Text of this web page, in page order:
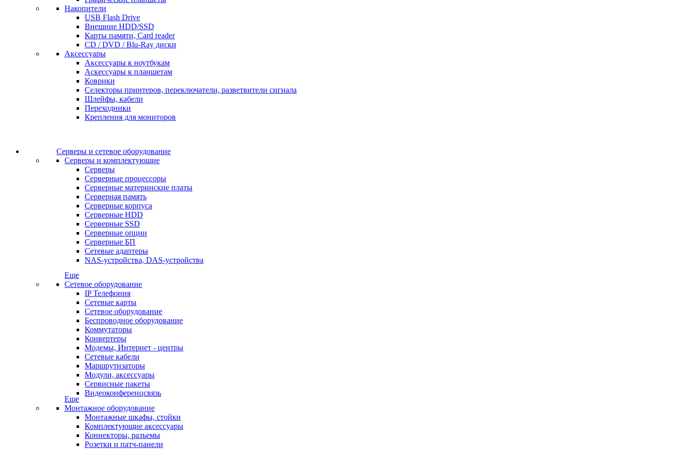
Накопители
USB Flash Drive
Внешние HDD/SSD
Карты памяти, Card reader
CD / DVD / Blu-Ray диски
Аксессуары
Аксессуары к ноутбукам
Аскессуары к планшетам
Коврики
Селекторы принтеров, переключатели, разветвители сигнала
Шлейфы, кабели
Переходники
Крепления для мониторов
Серверы и сетевое оборудование
Серверы и комплектующие
Серверы
Серверные процессоры
Серверные материнские платы
Серверная память
Серверные корпуса
Серверные HDD
Серверные SSD
Серверные опции
Серверные БП
Сетевые адаптеры
NAS-устройства, DAS-устройства
Еще
Сетевое оборудование
IP Телефония
Сетевые карты
Сетевое оборудование
Беспроводное оборудование
Коммутаторы
Конвертеры
Модемы, Интернет - центры
Сетевые кабели
Маршрутизаторы
Модули, аксессуары
Сервисные пакеты
Видеоконференцсвязь
Еще
Монтажное оборудование
Монтажные шкафы, стойки
Комплектующие аксессуары
Коннекторы, разъемы
Розетки и патч-панели